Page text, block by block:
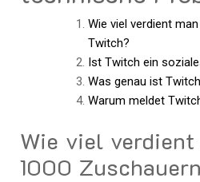
Wie viel verdient
Twitch?
Ist Twitch ein
Was genau ist
Warum meldet
Wie viel
1000